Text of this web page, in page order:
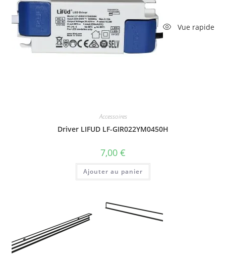
Vue rapide
Accessoires
Driver LIFUD LF-GIR022YM0450H
7,00 €
Ajouter au panier